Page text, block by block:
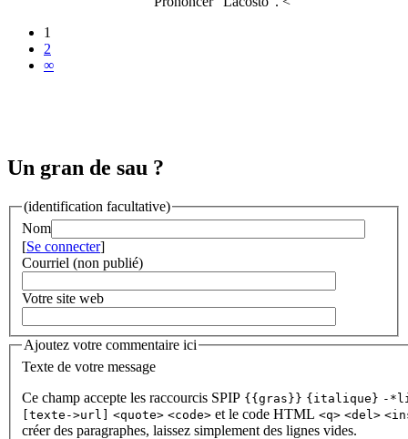
1
2
∞
Un gran de sau ?
(identification facultative)
Nom
[Se connecter]
Courriel (non publié)
Votre site web
Ajoutez votre commentaire ici
Texte de votre message
Ce champ accepte les raccourcis SPIP {{gras}} {italique} -
[texte->url] <quote> <code> et le code HTML <q> <del>
créer des paragraphes, laissez simplement des lignes vides.